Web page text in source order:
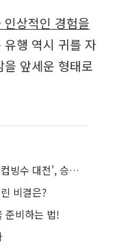
인상적인 경험을
행 역시 귀를 자
앞세운 형태로
"담았는데 품절이라니"⋯벌써 뜨거운 '컵빙수 대전', 승자는?
비결은?
비하는 법!